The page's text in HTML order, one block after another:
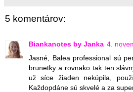
5 komentárov:
Biankanotes by Janka 4.
Jasné, Balea professional sú
brunetky a rovnako tak ten
už síce žiaden nekúpila,
Každopdáne sú skvelé a za